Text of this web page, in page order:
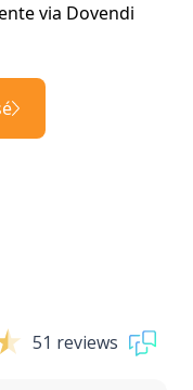
via Dovendi
51 reviews